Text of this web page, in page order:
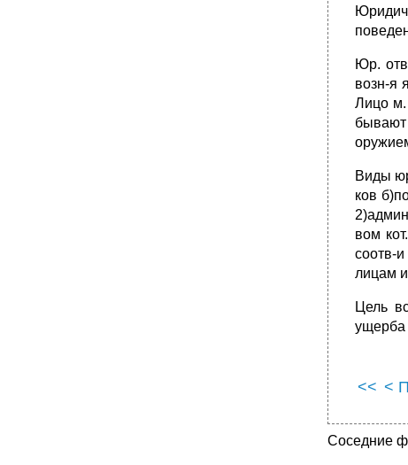
Юр.
возн-я
Лицо м.
бывают
Виды
ков
вом
соотв-
лицам
Цель
ущерба
<< <
Соседние